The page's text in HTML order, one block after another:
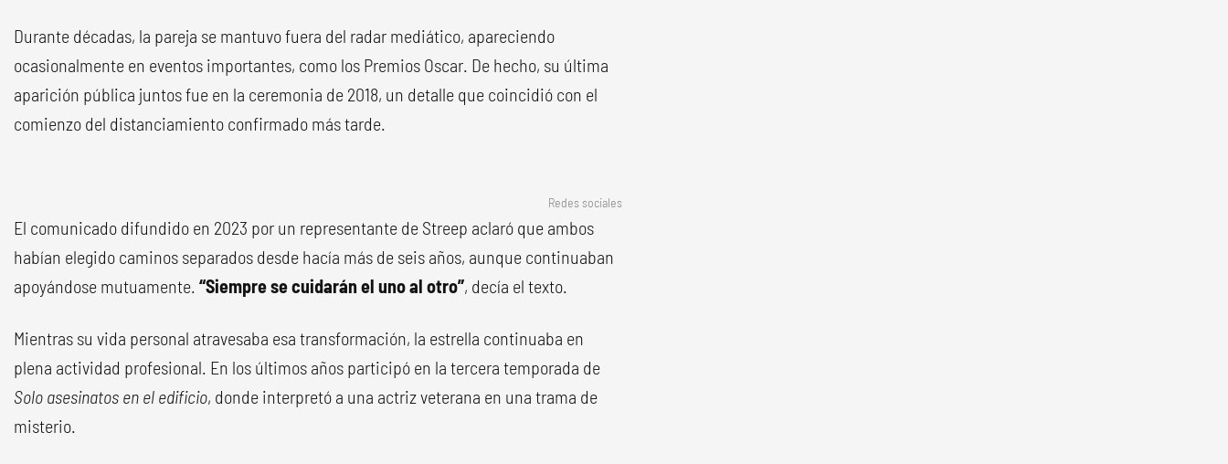
Durante décadas, la pareja se mantuvo fuera del radar mediático, apareciendo
ocasionalmente en eventos importantes, como los Premios Oscar. De hecho, su última
aparición pública juntos fue en la ceremonia de 2018, un detalle que coincidió con el
comienzo del distanciamiento confirmado más tarde.
Redes sociales
El comunicado difundido en 2023 por un representante de Streep aclaró que ambos
habían elegido caminos separados desde hacía más de seis años, aunque continuaban
apoyándose mutuamente. “Siempre se cuidarán el uno al otro”, decía el texto.
Mientras su vida personal atravesaba esa transformación, la estrella continuaba en
plena actividad profesional. En los últimos años participó en la tercera temporada de
Solo asesinatos en el edificio, donde interpretó a una actriz veterana en una trama de
misterio.